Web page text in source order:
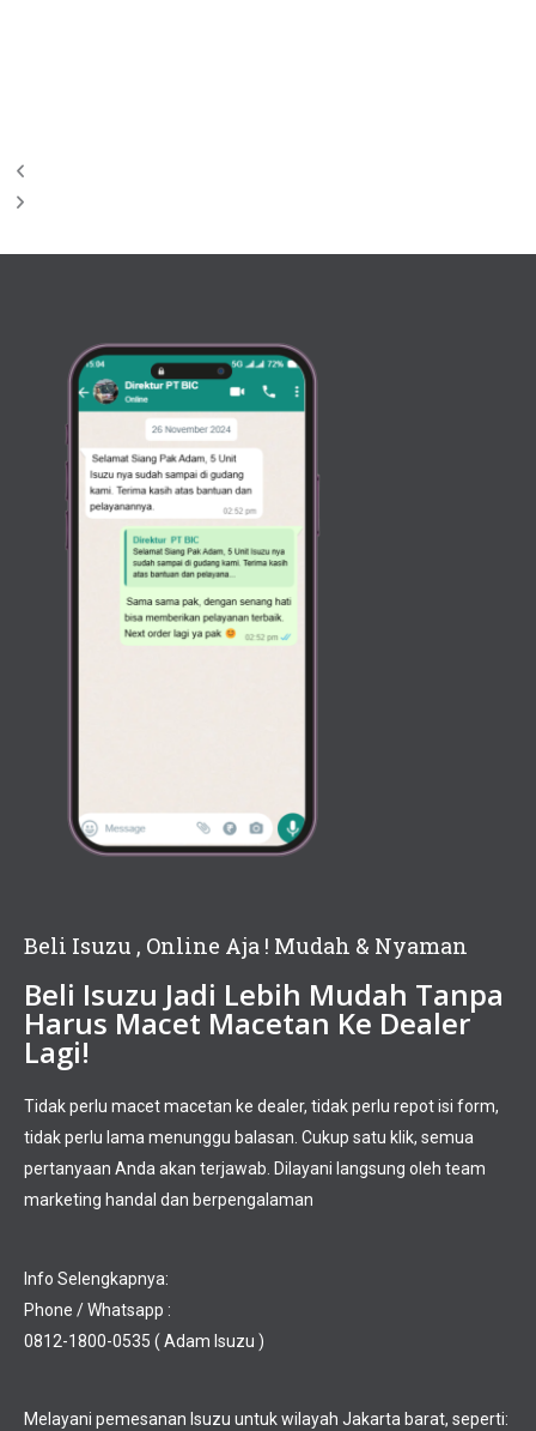
Beli Isuzu , Online Aja ! Mudah & Nyaman
Beli Isuzu Jadi Lebih Mudah Tanpa
Harus Macet Macetan Ke Dealer
Lagi!
Tidak perlu macet macetan ke dealer, tidak perlu repot isi form,
tidak perlu lama menunggu balasan. Cukup satu klik, semua
pertanyaan Anda akan terjawab. Dilayani langsung oleh team
marketing handal dan berpengalaman
Info Selengkapnya:
Phone / Whatsapp :
0812-1800-0535 ( Adam Isuzu )
Melayani pemesanan Isuzu untuk wilayah Jakarta barat, seperti: